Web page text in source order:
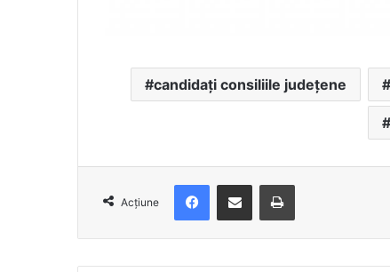
candidați consiliile județene
Acțiune
FacebookDistribuie prin e-mail Imprimare